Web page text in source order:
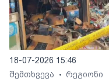
18-07-2026 15:46
შემთხვევა
• რეგიონი